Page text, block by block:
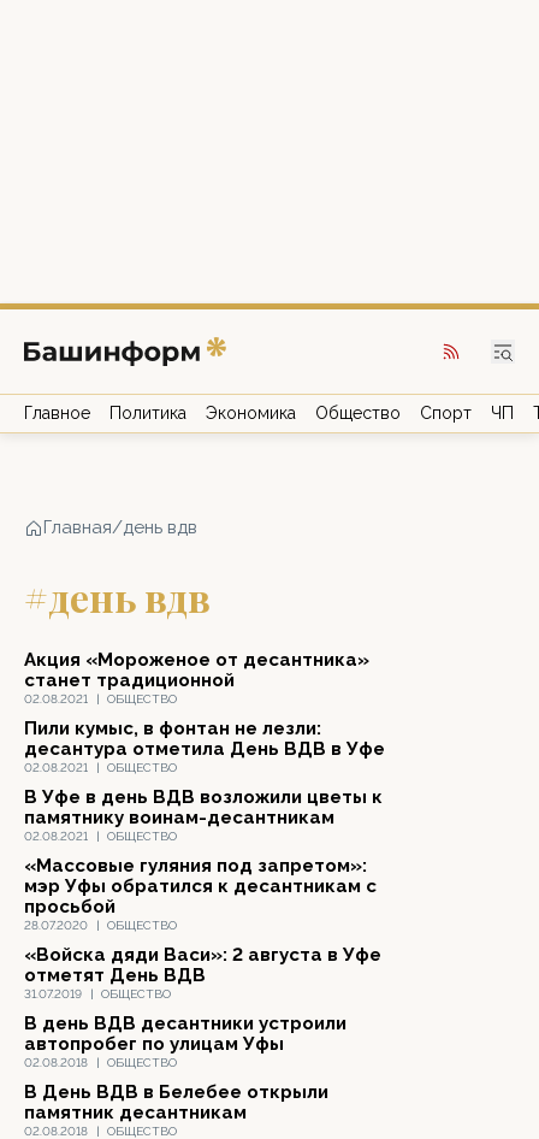
Главное Политика Экономика Общество Спорт ЧП
Главная/день вдв
#день вдв
02.08.2021 | ОБЩЕСТВО
Акция «Мороженое от десантника»
станет традиционной
02.08.2021 | ОБЩЕСТВО
Пили кумыс, в фонтан не лезли:
десантура отметила День ВДВ в Уфе
02.08.2021 | ОБЩЕСТВО
В Уфе в день ВДВ возложили цветы к
памятнику воинам-десантникам
28.07.2020 | ОБЩЕСТВО
«Массовые гуляния под запретом»:
мэр Уфы обратился к десантникам с
просьбой
31.07.2019 | ОБЩЕСТВО
«Войска дяди Васи»: 2 августа в Уфе
отметят День ВДВ
02.08.2018 | ОБЩЕСТВО
В день ВДВ десантники устроили
автопробег по улицам Уфы
02.08.2018 | ОБЩЕСТВО
В День ВДВ в Белебее открыли
памятник десантникам